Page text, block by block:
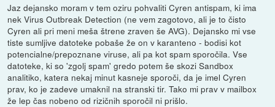
Jaz dejansko moram v tem oziru pohvaliti Cyren antispam, ki ima
nek Virus Outbreak Detection (ne vem zagotovo, ali je to čisto
Cyren ali pri meni meša štrene zraven še AVG). Dejansko mi vse
tiste sumljive datoteke pobaše že on v karanteno - bodisi kot
potencialne/prepoznane viruse, ali pa kot spam sporočila. Vse
datoteke, ki so 'zgolj spam' gredo potem še skozi Sandbox
analitiko, katera nekaj minut kasneje sporoči, da je imel Cyren
prav, ko je zadeve umaknil na stranski tir. Tako mi prav v mailbox
že lep čas nobeno od rizičnih sporočil ni prišlo.